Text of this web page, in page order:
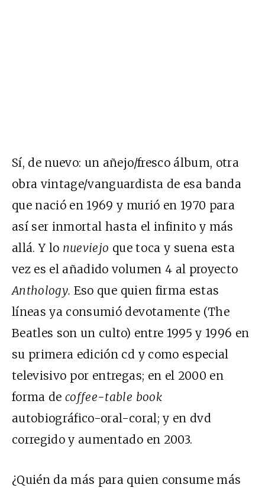
Sí, de nuevo: un añejo/fresco álbum, otra
obra vintage/vanguardista de esa banda
que nació en 1969 y murió en 1970 para
así ser inmortal hasta el infinito y más
allá. Y lo nueviejo que toca y suena esta
vez es el añadido volumen 4 al proyecto
Anthology. Eso que quien firma estas
líneas ya consumió devotamente (The
Beatles son un culto) entre 1995 y 1996 en
su primera edición cd y como especial
televisivo por entregas; en el 2000 en
forma decoffee-table book
autobiográfico-oral-coral; y en dvd
corregido y aumentado en 2003.
¿Quién da más para quien consume más